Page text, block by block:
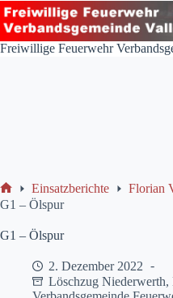
Zum
Inhalt
springen
Freiwillige Feuerwehr
Start
Einsatzberichte
Florian
G1 – Ölspur
G1 – Ölspur
2. Dezember 2022
Löschzug Niederwerth,